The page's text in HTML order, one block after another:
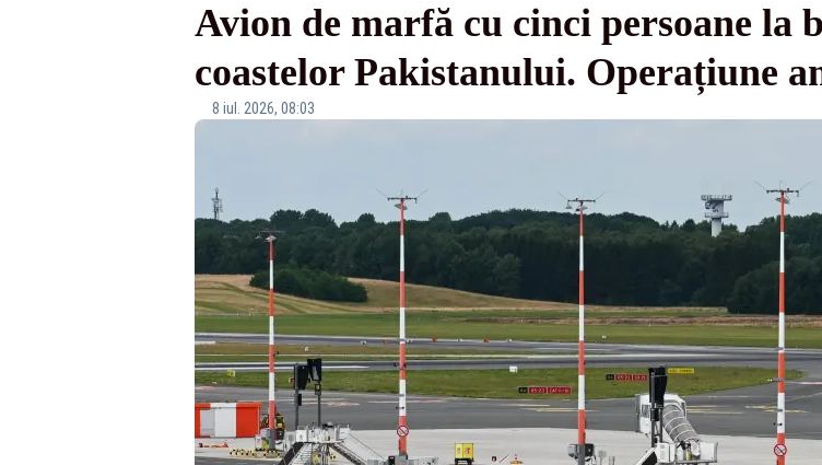
Avion de marfă cu cinci persoane
coastelor Pakistanului. Operațiune
8 iul. 2026, 08:03